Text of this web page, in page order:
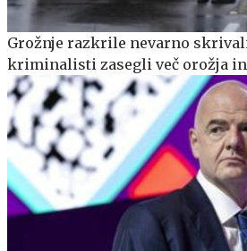
Grožnje razkrile nevarno
kriminalisti zasegli več orožja